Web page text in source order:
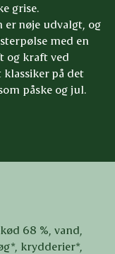
grise.
nøje udvalgt, og
med en
og kraft ved
på det
påske og jul.
68 %, vand,
krydderier*,